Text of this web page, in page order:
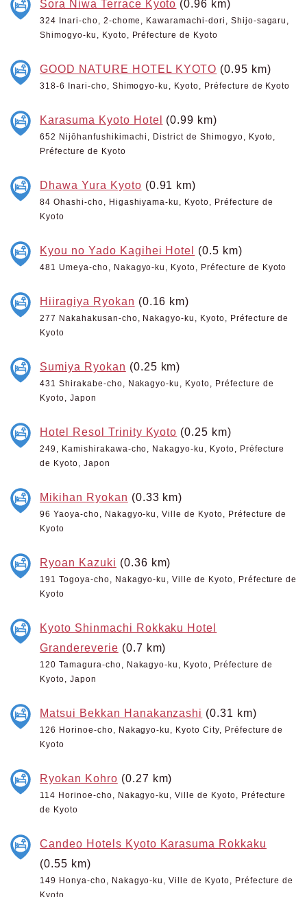
Sora Niwa Terrace Kyoto (0.96 km)
324 Inari-cho, 2-chome, Kawaramachi-dori, Shijo-sagaru,
Shimogyo-ku, Kyoto, Préfecture de Kyoto
GOOD NATURE HOTEL KYOTO (0.95 km)
318-6 Inari-cho, Shimogyo-ku, Kyoto, Préfecture de Kyoto
Karasuma Kyoto Hotel (0.99 km)
652 Nijōhanfushikimachi, District de Shimogyo, Kyoto,
Préfecture de Kyoto
Dhawa Yura Kyoto (0.91 km)
84 Ohashi-cho, Higashiyama-ku, Kyoto, Préfecture de
Kyoto
Kyou no Yado Kagihei Hotel (0.5 km)
481 Umeya-cho, Nakagyo-ku, Kyoto, Préfecture de Kyoto
Hiiragiya Ryokan (0.16 km)
277 Nakahakusan-cho, Nakagyo-ku, Kyoto, Préfecture de
Kyoto
Sumiya Ryokan (0.25 km)
431 Shirakabe-cho, Nakagyo-ku, Kyoto, Préfecture de
Kyoto, Japon
Hotel Resol Trinity Kyoto (0.25 km)
249, Kamishirakawa-cho, Nakagyo-ku, Kyoto, Préfecture
de Kyoto, Japon
Mikihan Ryokan (0.33 km)
96 Yaoya-cho, Nakagyo-ku, Ville de Kyoto, Préfecture de
Kyoto
Ryoan Kazuki (0.36 km)
191 Togoya-cho, Nakagyo-ku, Ville de Kyoto, Préfecture de
Kyoto
Kyoto Shinmachi Rokkaku Hotel
Grandereverie (0.7 km)
120 Tamagura-cho, Nakagyo-ku, Kyoto, Préfecture de
Kyoto, Japon
Matsui Bekkan Hanakanzashi (0.31 km)
126 Horinoe-cho, Nakagyo-ku, Kyoto City, Préfecture de
Kyoto
Ryokan Kohro (0.27 km)
114 Horinoe-cho, Nakagyo-ku, Ville de Kyoto, Préfecture
de Kyoto
Candeo Hotels Kyoto Karasuma Rokkaku
(0.55 km)
149 Honya-cho, Nakagyo-ku, Ville de Kyoto, Préfecture de
Kyoto